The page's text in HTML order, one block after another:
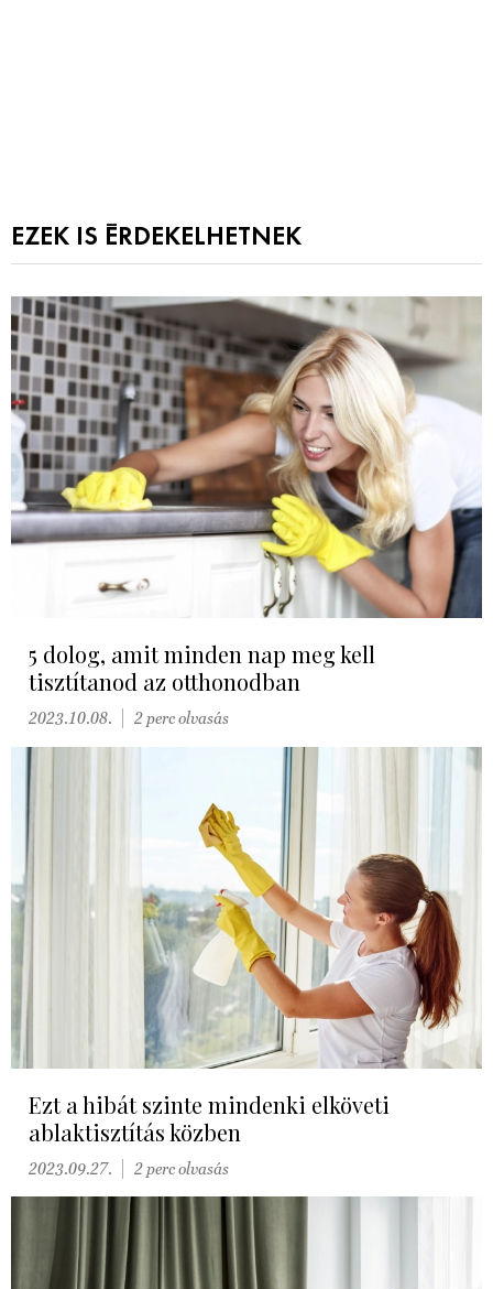
EZEK IS ÉRDEKELHETNEK
5 dolog, amit minden nap meg kell
tisztítanod az otthonodban
2023.10.08. 2 perc olvasás
Ezt a hibát szinte mindenki elköveti
ablaktisztítás közben
2023.09.27. 2 perc olvasás